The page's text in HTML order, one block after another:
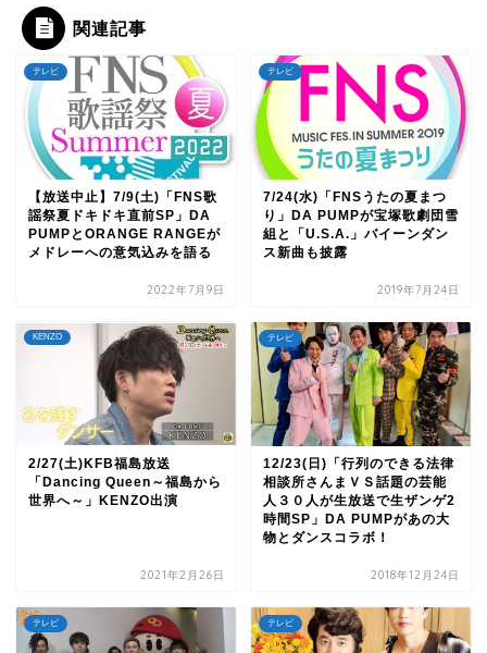
関連記事
テレビ
【放送中止】7/9(土)「FNS歌
謡祭夏ドキドキ直前SP」DA
PUMPとORANGE RANGEが
メドレーへの意気込みを語る
2022年7月9日
テレビ
7/24(水)「FNSうたの夏まつ
り」DA PUMPが宝塚歌劇団雪
組と「U.S.A.」バイーンダン
ス新曲も披露
2019年7月24日
KENZO
2/27(土)KFB福島放送
「Dancing Queen～福島から
世界へ～」KENZO出演
2021年2月26日
テレビ
12/23(日)「行列のできる法律
相談所さんまＶＳ話題の芸能
人３０人が生放送で生ザンゲ2
時間SP」DA PUMPがあの大
物とダンスコラボ！
2018年12月24日
テレビ テレビ